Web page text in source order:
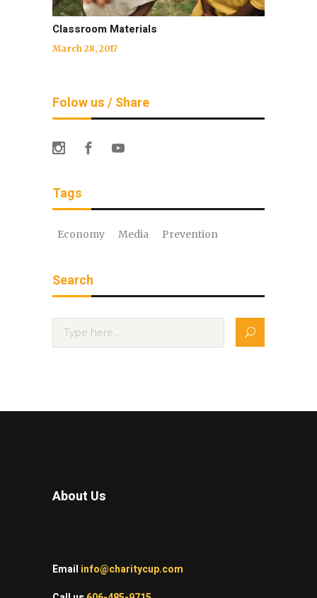
Classroom Materials
March 28, 2017
Folow us / Share
Tags
Economy Media Prevention
Search
About Us
Email info@charitycup.com